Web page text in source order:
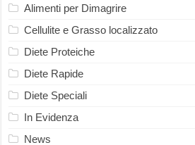
Alimenti per Dimagrire
Cellulite e Grasso localizzato
Diete Proteiche
Diete Rapide
Diete Speciali
In Evidenza
News